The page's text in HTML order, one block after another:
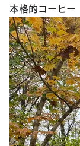
oogle Plac
es
本格的コーヒー